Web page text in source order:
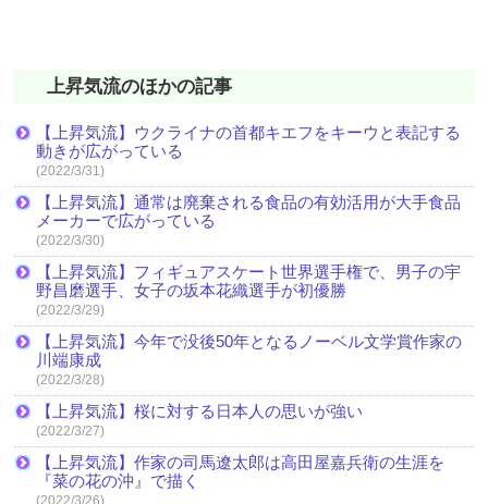
上昇気流のほかの記事
【上昇気流】ウクライナの首都キエフをキーウと表記する
動きが広がっている
(2022/3/31)
【上昇気流】通常は廃棄される食品の有効活用が大手食品
メーカーで広がっている
(2022/3/30)
【上昇気流】フィギュアスケート世界選手権で、男子の宇
野昌磨選手、女子の坂本花織選手が初優勝
(2022/3/29)
【上昇気流】今年で没後50年となるノーベル文学賞作家の
川端康成
(2022/3/28)
【上昇気流】桜に対する日本人の思いが強い
(2022/3/27)
【上昇気流】作家の司馬遼太郎は高田屋嘉兵衛の生涯を
『菜の花の沖』で描く
(2022/3/26)